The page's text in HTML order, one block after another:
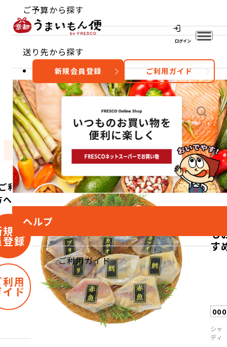
ログイン
ご予算から探す
送り先から探す
ヘルプ
ご利用ガイド
新規会員登録 ご利用ガイド
おすすめ 特集 カテゴリー
利用
へ
会
登録
用
ド
も
す
シャ
ディ